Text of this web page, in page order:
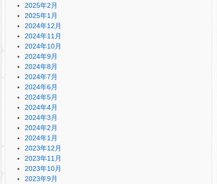
2025年2月
2025年1月
2024年12月
2024年11月
2024年10月
2024年9月
2024年8月
2024年7月
2024年6月
2024年5月
2024年4月
2024年3月
2024年2月
2024年1月
2023年12月
2023年11月
2023年10月
2023年9月